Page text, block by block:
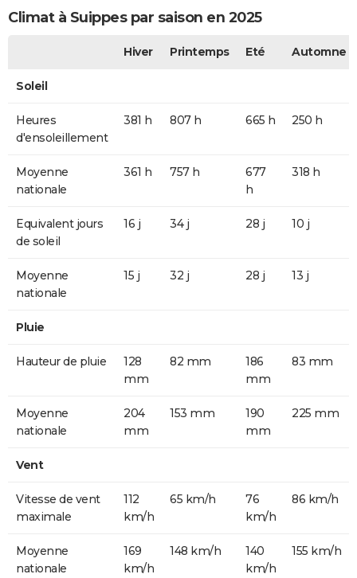
Climat à Suippes par saison en 2025
Hiver Printemps Eté Automne
Soleil
Heures
d'ensoleillement
381 h 807 h 665 h 250 h
Moyenne
nationale
361 h 757 h
677
h
318 h
Equivalent jours
de soleil
16 j 34 j 28 j 10 j
Moyenne
nationale
15 j 32 j 28 j 13 j
Pluie
Hauteur de pluie
128
mm
82 mm
186
mm
83 mm
Moyenne
nationale
204
mm
153 mm
190
mm
225 mm
Vent
Vitesse de vent
maximale
112
km/h
65 km/h
76
km/h
86 km/h
Moyenne
nationale
169
km/h
148 km/h
140
km/h
155 km/h